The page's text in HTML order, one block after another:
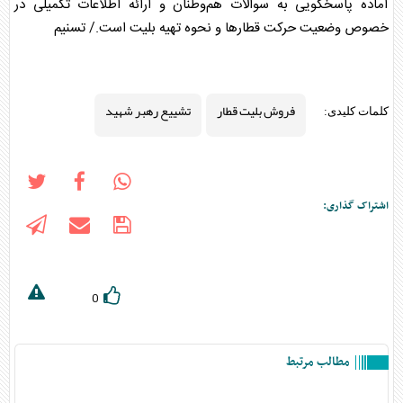
آماده پاسخگویی به سوالات هم‌وطنان و ارائه اطلاعات تکمیلی در
خصوص وضعیت حرکت قطار‌ها و نحوه تهیه بلیت است./ تسنیم
کلمات کلیدی: فروش بلیت قطار‌ تشییع رهبر شهید
اشتراک گذاری:
0
مطالب مرتبط